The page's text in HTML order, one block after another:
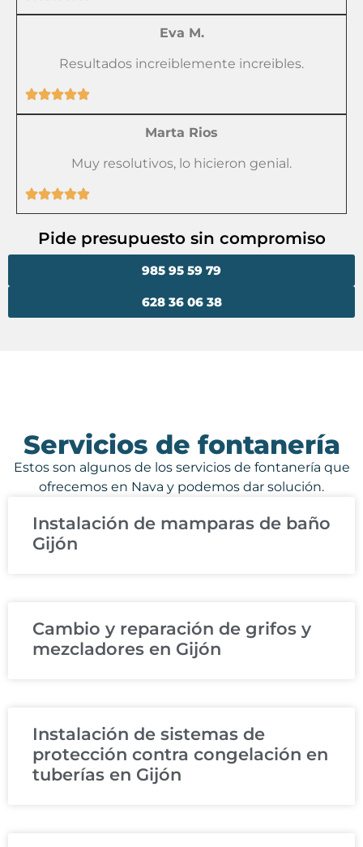
Eva M.
Resultados increiblemente increibles.
Marta Rios
Muy resolutivos, lo hicieron genial.
Pide presupuesto sin compromiso
628 36 06 38
985 95 59 79
Servicios de fontanería
Estos son algunos de los servicios de fontanería que
ofrecemos en Nava y podemos dar solución.
Instalación de mamparas de baño
Gijón
Cambio y reparación de grifos y
mezcladores en Gijón
Instalación de sistemas de
protección contra congelación en
tuberías en Gijón